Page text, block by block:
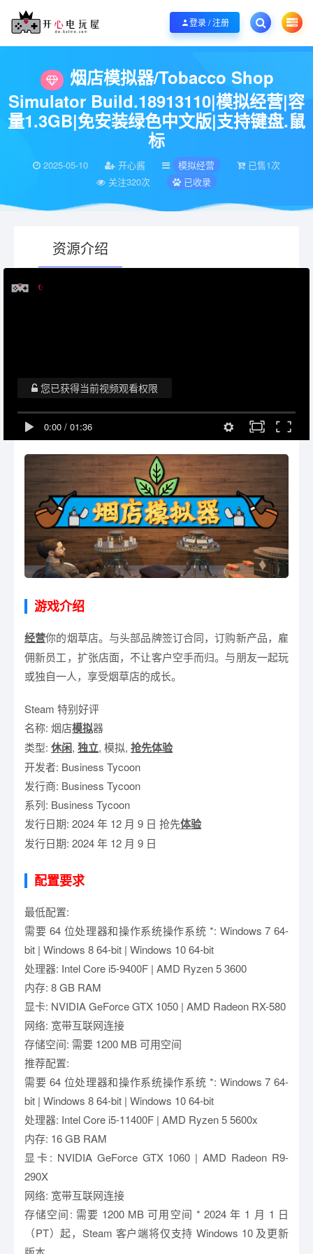
欢迎您光临开心电玩屋，本站专注分享精品整合游戏！销售只是起点！服务永无
登录 / 注册
当前位置： 开心电玩屋 模拟经营 >烟店模拟器/Tobacco Shop
烟店模拟器/Tobacco Shop
Simulator Build.18913110|模拟经营|容
量1.3GB|免安装绿色中文版|支持键盘.鼠
标
2025-05-10 开心酱 模拟经营
已售1次
关注320次
已收录
资源介绍
0:00 / 01:36
您已获得当前视频观看权限
游戏介绍
经营你的烟草店。与头部品牌签订合同，订购新产品，雇
佣新员工，扩张店面，不让客户空手而归。与朋友一起玩
或独自一人，享受烟草店的成长。
Steam 特别好评
名称: 烟店模拟器
类型: 休闲, 独立, 模拟, 抢先体验
开发者: Business Tycoon
发行商: Business Tycoon
系列: Business Tycoon
发行日期: 2024 年 12 月 9 日 抢先体验
发行日期: 2024 年 12 月 9 日
配置要求
最低配置:
需要 64 位处理器和操作系统操作系统 *: Windows 7 64-
bit | Windows 8 64-bit | Windows 10 64-bit
处理器: Intel Core i5-9400F | AMD Ryzen 5 3600
内存: 8 GB RAM
显卡: NVIDIA GeForce GTX 1050 | AMD Radeon RX-580
网络: 宽带互联网连接
存储空间: 需要 1200 MB 可用空间
推荐配置:
需要 64 位处理器和操作系统操作系统 *: Windows 7 64-
bit | Windows 8 64-bit | Windows 10 64-bit
处理器: Intel Core i5-11400F | AMD Ryzen 5 5600x
内存: 16 GB RAM
显卡: NVIDIA GeForce GTX 1060 | AMD Radeon R9-
290X
网络: 宽带互联网连接
存储空间: 需要 1200 MB 可用空间 * 2024 年 1 月 1 日
（PT）起，Steam 客户端将仅支持 Windows 10 及更新